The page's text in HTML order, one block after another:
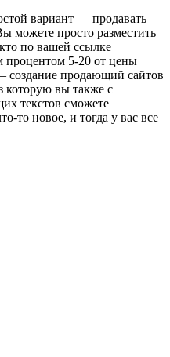
вариант — продавать
можете просто разместить
по вашей ссылке
процентом 5-20 от цены
создание продающий сайтов
которую вы также с
текстов сможете
то новое, и тогда у вас все